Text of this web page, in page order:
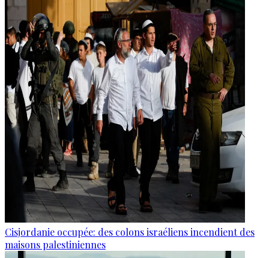
Cisjordanie occupée: des colons israéliens incendient des
maisons palestiniennes